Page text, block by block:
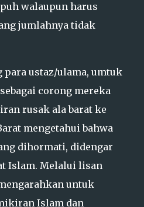
walaupun harus
jumlahnya tidak
para ustaz/ulama, umtuk
corong mereka
rusak ala barat ke
mengetahui bahwa
dihormati, didengar
Islam. Melalui lisan
untuk
Islam dan